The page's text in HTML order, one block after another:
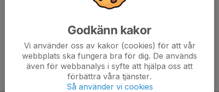
Hultsfred och Vimmerby.
Godkänn kakor
Vi använder oss av kakor (cookies) för att vår
webbplats ska fungera bra för dig. De används
även för webbanalys i syfte att hjälpa oss att
förbättra våra tjänster.
Så använder vi cookies